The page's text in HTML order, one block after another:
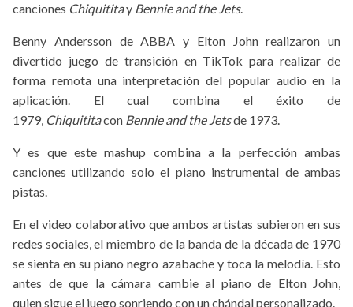
canciones Chiquititay Bennie and the Jets.
Benny Andersson de ABBA y Elton John realizaron un
divertido juego de transición en TikTok para realizar de
forma remota una interpretación del popular audio en la
aplicación. El cual combina el éxito de
1979, Chiquititacon Bennie and the Jetsde 1973.
Y es que este mashup combina a la perfección ambas
canciones utilizando solo el piano instrumental de ambas
pistas.
En el video colaborativo que ambos artistas subieron en sus
redes sociales, el miembro de la banda de la década de 1970
se sienta en su piano negro azabache y toca la melodía. Esto
antes de que la cámara cambie al piano de Elton John,
quien sigue el juego sonriendo con un chándal personalizado.